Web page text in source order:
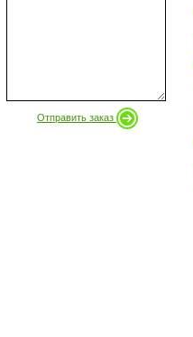
Отправить заказ